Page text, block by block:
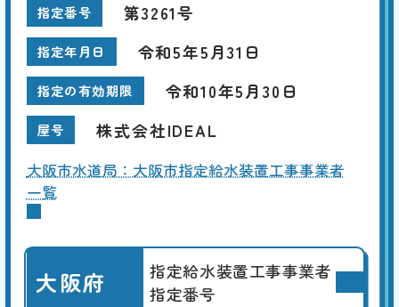
指定番号 第3261号
指定年月日 令和5年5月31日
指定の有効期限 令和10年5月30日
屋号 株式会社IDEAL
大阪市水道局：大阪市指定給水装置工事事業者
一覧
大阪府
指定給水装置工事事業者
指定番号